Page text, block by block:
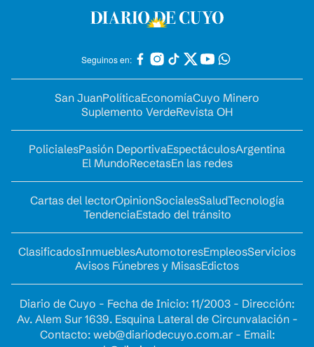
Seguinos en:
San JuanPolíticaEconomíaCuyo Minero
Suplemento VerdeRevista OH
PolicialesPasión DeportivaEspectáculosArgentina
El MundoRecetasEn las redes
Cartas del lectorOpinionSocialesSaludTecnología
TendenciaEstado del tránsito
ClasificadosInmueblesAutomotoresEmpleosServicios
Avisos Fúnebres y MisasEdictos
Diario de Cuyo - Fecha de Inicio: 11/2003 - Dirección:
Av. Alem Sur 1639. Esquina Lateral de Circunvalación -
Contacto: web@diariodecuyo.com.ar- Email: